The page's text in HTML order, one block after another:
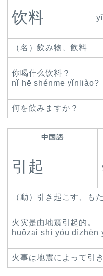
饮料
（名）飲み物、飲料
你喝什么饮料？
nǐ hē shénme yǐnliào?
何を飲みますか？
中国語
引起
（動）引き起こす、も
火灾是由地震引起的。
huǒzāi shì yóu dìzhèn
火事は地震によって引